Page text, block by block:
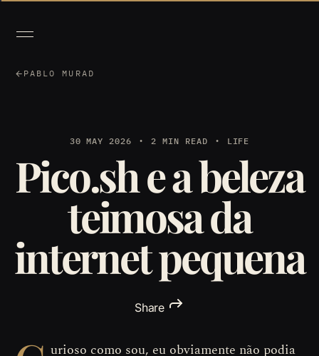
PABLO MURAD
30 MAY 2026 2 MIN READ LIFE
Pico.sh e a beleza
teimosa da
internet pequena
Share
urioso como sou, eu obviamente não podia